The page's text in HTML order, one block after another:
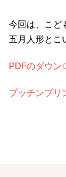
今回は、こど
五月人形とこ
PDFのダウン
プッチンプリ